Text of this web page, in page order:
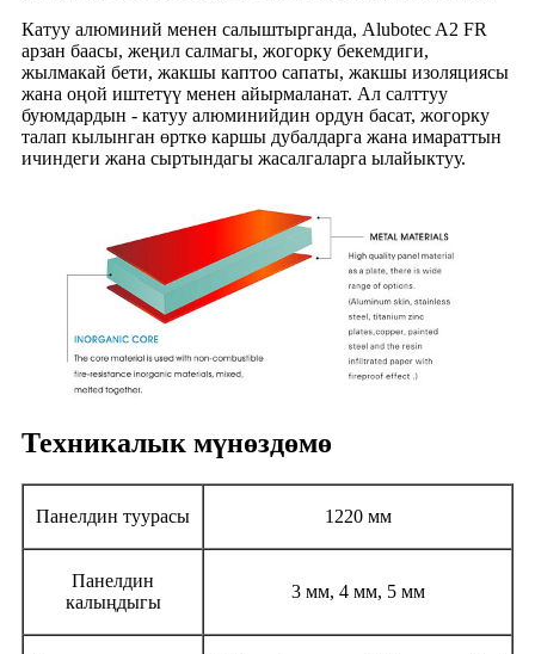
Катуу алюминий менен салыштырганда, Alubotec A2 FR
арзан баасы, жеңил салмагы, жогорку бекемдиги,
жылмакай бети, жакшы каптоо сапаты, жакшы изоляциясы
жана оңой иштетүү менен айырмаланат. Ал салттуу
буюмдардын - катуу алюминийдин ордун басат, жогорку
талап кылынган өрткө каршы дубалдарга жана имараттын
ичиндеги жана сыртындагы жасалгаларга ылайыктуу.
Техникалык мүнөздөмө
Панелдин туурасы 1220 мм
Панелдин
калыңдыгы
3 мм, 4 мм, 5 мм